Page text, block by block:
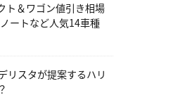
ト＆ワゴン値引き相場
ートなど人気14車種
リスタが提案するハリ